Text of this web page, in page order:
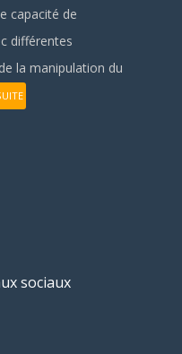
capacité de
différentes
la manipulation du
sociaux